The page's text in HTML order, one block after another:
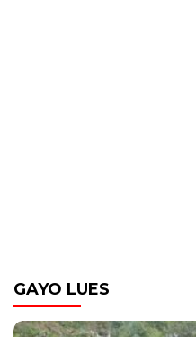
GAYO LUES